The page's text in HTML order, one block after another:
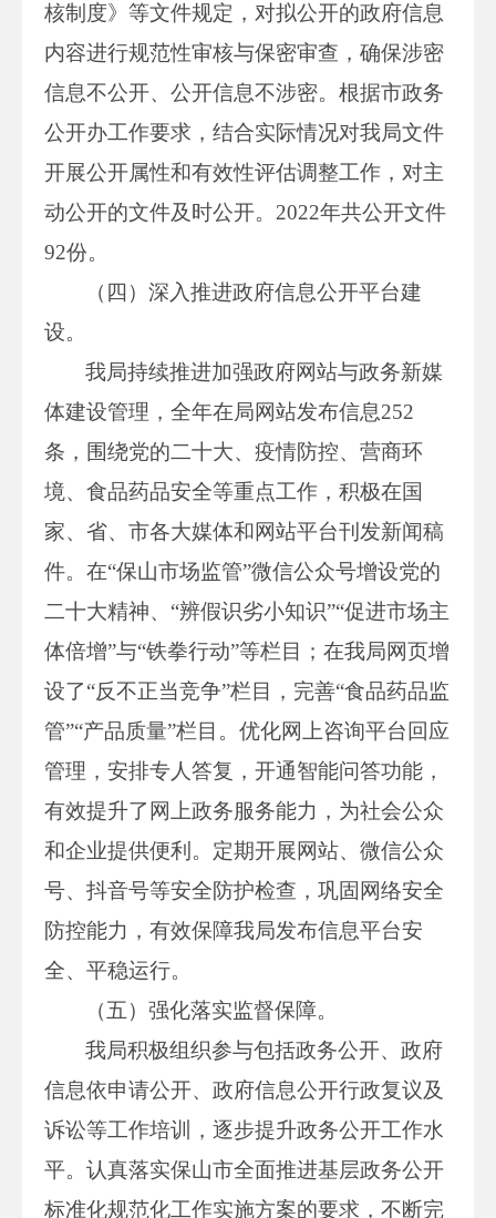
核制度》等文件规定，对拟公开的政府信息
内容进行规范性审核与保密审查，确保涉密
信息不公开、公开信息不涉密。根据市政务
公开办工作要求，结合实际情况对我局文件
开展公开属性和有效性评估调整工作，对主
动公开的文件及时公开。2022年共公开文件
92份。
（四）深入推进政府信息公开平台建
设。
我局持续推进加强政府网站与政务新媒
体建设管理，全年在局网站发布信息252
条，围绕党的二十大、疫情防控、营商环
境、食品药品安全等重点工作，积极在国
家、省、市各大媒体和网站平台刊发新闻稿
件。在“保山市场监管”微信公众号增设党的
二十大精神、“辨假识劣小知识”“促进市场主
体倍增”与“铁拳行动”等栏目；在我局网页增
设了“反不正当竞争”栏目，完善“食品药品监
管”“产品质量”栏目。优化网上咨询平台回应
管理，安排专人答复，开通智能问答功能，
有效提升了网上政务服务能力，为社会公众
和企业提供便利。定期开展网站、微信公众
号、抖音号等安全防护检查，巩固网络安全
防控能力，有效保障我局发布信息平台安
全、平稳运行。
（五）强化落实监督保障。
我局积极组织参与包括政务公开、政府
信息依申请公开、政府信息公开行政复议及
诉讼等工作培训，逐步提升政务公开工作水
平。认真落实保山市全面推进基层政务公开
标准化规范化工作实施方案的要求，不断完